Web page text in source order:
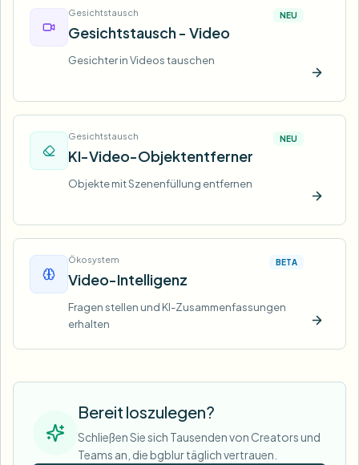
Gesichtstausch
Gesichtstausch - Video
NEU
Gesichter in Videos tauschen
Jetzt
Gesichtstausch
KI-Video-Objektentferner
NEU
Objekte mit Szenenfüllung entfernen
Jetzt
Ökosystem
Video-Intelligenz
BETA
Fragen stellen und KI-Zusammenfassungen
erhalten
Jetzt
Bereit loszulegen?
Schließen Sie sich Tausenden von Creators und
Teams an, die bgblur täglich vertrauen.